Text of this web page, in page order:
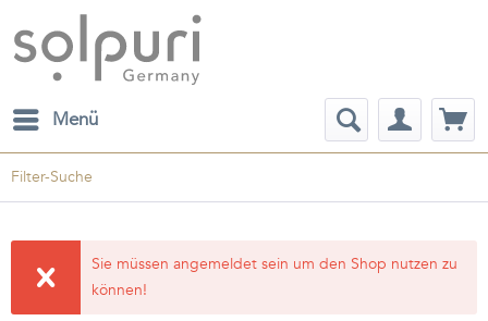
Menü
Filter-Suche
Sie müssen angemeldet sein um den Shop nutzen zu
können!